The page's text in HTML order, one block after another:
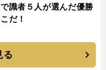
識者５人が選んだ優勝
だ！
る